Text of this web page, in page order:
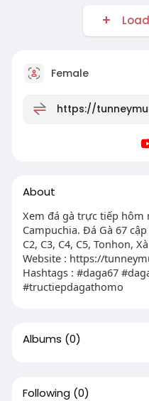
Female
https://
About
Xem đá gà trực tiếp
Campuchia. Đá Gà 67
C2, C3, C4, C5, Tonhon,
Website : https://
Hashtags : #daga67
#tructiepdagathomo
Albums (0)
Following (0)